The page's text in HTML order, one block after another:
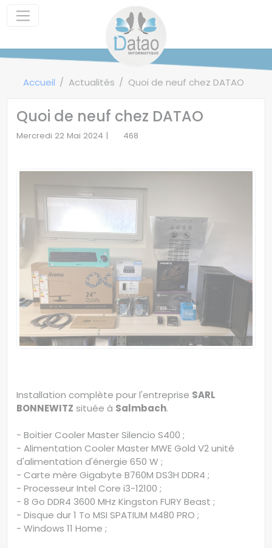
Accueil Actualités Quoi de neuf chez DATAO
Quoi de neuf chez DATAO
Mercredi 22 Mai 2024 | 468
Installation complète pour l'entreprise SARL
BONNEWITZ située à Salmbach.
- Boitier Cooler Master Silencio S400 ;
- Alimentation Cooler Master MWE Gold V2 unité
d'alimentation d'énergie 650 W ;
- Carte mère Gigabyte B760M DS3H DDR4 ;
- Processeur Intel Core i3-12100 ;
- 8 Go DDR4 3600 MHz Kingston FURY Beast ;
- Disque dur 1 To MSI SPATIUM M480 PRO ;
- Windows 11 Home ;
Panneau de gestion des cookies